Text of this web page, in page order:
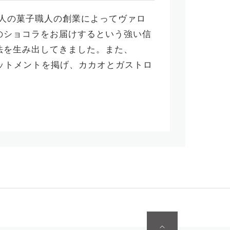
の菓子職人の創業によってヴァロ
ョコラをお届けするという強い信
生み出してきました。また、
メントを掲げ、カカオとガストロ